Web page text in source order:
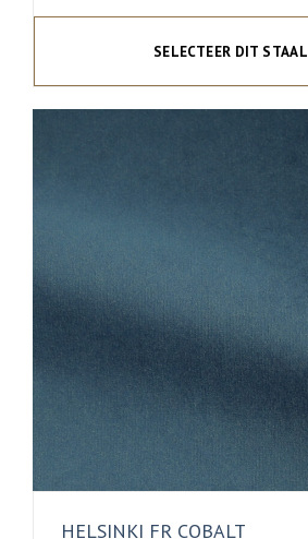
SELECTEER DIT STAAL
HELSINKI FR COBALT